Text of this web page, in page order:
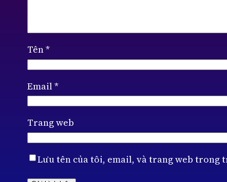
Tên*
Email*
Trang web
Lưu tên của tôi, email, và trang web trong